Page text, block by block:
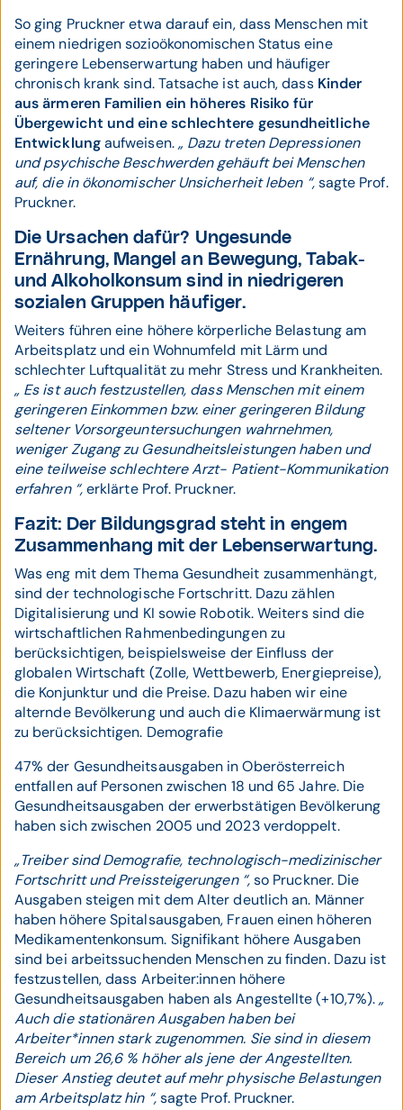
So ging Pruckner etwa darauf ein, dass Menschen mit
einem niedrigen sozioökonomischen Status eine
geringere Lebenserwartung haben und häufiger
chronisch krank sind. Tatsache ist auch, dass Kinder
aus ärmeren Familien ein höheres Risiko für
Übergewicht und eine schlechtere gesundheitliche
Entwicklungaufweisen.„ Dazu treten Depressionen
und psychische Beschwerden gehäuft bei Menschen
auf, die in ökonomischer Unsicherheit leben “,sagte Prof.
Pruckner.
Die Ursachen dafür? Ungesunde
Ernährung, Mangel an Bewegung, Tabak-
und Alkoholkonsum sind in niedrigeren
sozialen Gruppen häufiger.
Weiters führen eine höhere körperliche Belastung am
Arbeitsplatz und ein Wohnumfeld mit Lärm und
schlechter Luftqualität zu mehr Stress und Krankheiten.
„ Es ist auch festzustellen, dass Menschen mit einem
geringeren Einkommen bzw. einer geringeren Bildung
seltener Vorsorgeuntersuchungen wahrnehmen,
weniger Zugang zu Gesundheitsleistungen haben und
eine teilweise schlechtere Arzt- Patient-Kommunikation
erfahren “,erklärte Prof. Pruckner.
Fazit: Der Bildungsgrad steht in engem
Zusammenhang mit der Lebenserwartung.
Was eng mit dem Thema Gesundheit zusammenhängt,
sind der technologische Fortschritt. Dazu zählen
Digitalisierung und KI sowie Robotik. Weiters sind die
wirtschaftlichen Rahmenbedingungen zu
berücksichtigen, beispielsweise der Einfluss der
globalen Wirtschaft (Zolle, Wettbewerb, Energiepreise),
die Konjunktur und die Preise. Dazu haben wir eine
alternde Bevölkerung und auch die Klimaerwärmung ist
zu berücksichtigen. Demografie
47% der Gesundheitsausgaben in Oberösterreich
entfallen auf Personen zwischen 18 und 65 Jahre. Die
Gesundheitsausgaben der erwerbstätigen Bevölkerung
haben sich zwischen 2005 und 2023 verdoppelt.
„Treiber sind Demografie, technologisch-medizinischer
Fortschritt und Preissteigerungen “,so Pruckner. Die
Ausgaben steigen mit dem Alter deutlich an. Männer
haben höhere Spitalsausgaben, Frauen einen höheren
Medikamentenkonsum. Signifikant höhere Ausgaben
sind bei arbeitssuchenden Menschen zu finden. Dazu ist
festzustellen, dass Arbeiter:innen höhere
Gesundheitsausgaben haben als Angestellte (+10,7%).„
Auch die stationären Ausgaben haben bei
Arbeiter*innen stark zugenommen. Sie sind in diesem
Bereich um 26,6 % höher als jene der Angestellten.
Dieser Anstieg deutet auf mehr physische Belastungen
am Arbeitsplatz hin “,sagte Prof. Pruckner.